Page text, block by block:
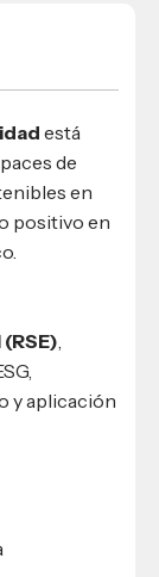
está
de
en
positivo en
y aplicación